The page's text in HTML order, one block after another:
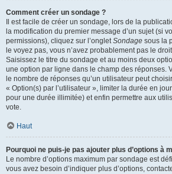
Comment créer un sondage ?
Il est facile de créer un sondage, lors de la
la modification du premier message d’un sujet (si
permissions), cliquez sur l’ongletSondage sous la
le voyez pas, vous n’avez probablement pas le
Saisissez le titre du sondage et au moins deux
une option par ligne dans le champ des réponses.
le nombre de réponses qu’un utilisateur peut
« Option(s) par l’utilisateur », limiter la durée en
pour une durée illimitée) et enfin permettre aux
vote.
Haut
Pourquoi ne puis-je pas ajouter plus d’options à
Le nombre d’options maximum par sondage est
vous avez besoin d’indiquer plus d’options,